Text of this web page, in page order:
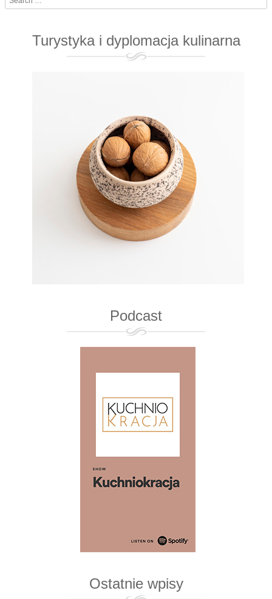
Turystyka i dyplomacja kulinarna
Podcast
Ostatnie wpisy